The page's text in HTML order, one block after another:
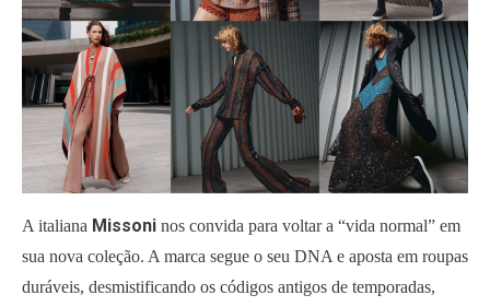
A italiana Missoni nos convida para voltar a “vida normal” em
sua nova coleção. A marca segue o seu DNA e aposta em roupas
duráveis, desmistificando os códigos antigos de temporadas,